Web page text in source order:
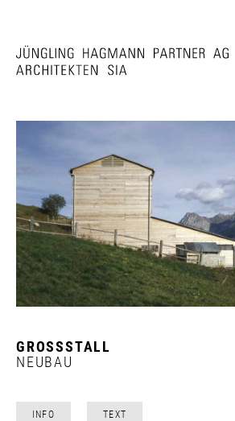
GROSSSTALL
NEUBAU
INFO TEXT